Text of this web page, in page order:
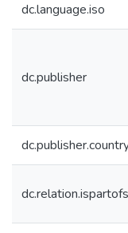
dc.language.iso
dc.publisher